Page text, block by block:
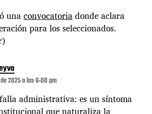
unaconvocatoriadonde aclara
para los seleccionados.
2025 a las 6:08 pm
administrativa: es un síntoma